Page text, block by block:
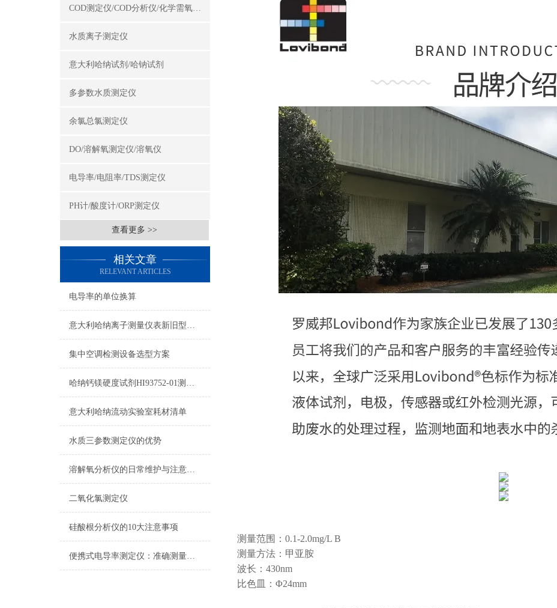
COD测定仪/COD分析仪/化学需氧量测定仪
水质离子测定仪
意大利哈纳试剂/哈钠试剂
多参数水质测定仪
余氯总氯测定仪
DO/溶解氧测定仪/溶氧仪
电导率/电阻率/TDS测定仪
PH计/酸度计/ORP测定仪
查看更多 >>
相关文章
RELEVANT ARTICLES
电导率的单位换算
意大利哈纳离子测量仪表新旧型号对照表2015
集中空调检测设备选型方案
哈纳钙镁硬度试剂HI93752-01测量原理及量程
意大利哈纳流动实验室耗材清单
水质三参数测定仪的优势
溶解氧分析仪的日常维护与注意事项
二氧化氯测定仪
硅酸根分析仪的10大注意事项
便携式电导率测定仪：准确测量水质电导率，保障饮用水安全与健康
测量范围：0.1-2.0mg/L B
测量方法：甲亚胺
波长：430nm
比色皿：Φ24mm